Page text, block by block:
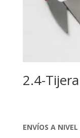
2.4-
ENVÍOS A